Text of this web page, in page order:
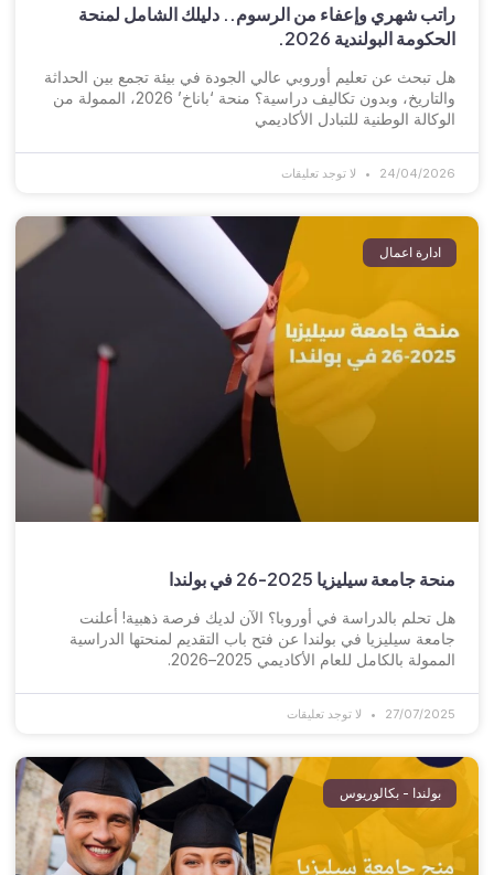
راتب شهري وإعفاء من الرسوم.. دليلك الشامل لمنحة
الحكومة البولندية 2026.
هل تبحث عن تعليم أوروبي عالي الجودة في بيئة تجمع بين الحداثة
والتاريخ، وبدون تكاليف دراسية؟ منحة ‘باناخ’ 2026، الممولة من
الوكالة الوطنية للتبادل الأكاديمي
24/04/2026 لا توجد تعليقات
ادارة اعمال
منحة جامعة سيليزيا 2025-26 في بولندا
هل تحلم بالدراسة في أوروبا؟ الآن لديك فرصة ذهبية! أعلنت
جامعة سيليزيا في بولندا عن فتح باب التقديم لمنحتها الدراسية
الممولة بالكامل للعام الأكاديمي 2025–2026.
27/07/2025 لا توجد تعليقات
بولندا - بكالوريوس